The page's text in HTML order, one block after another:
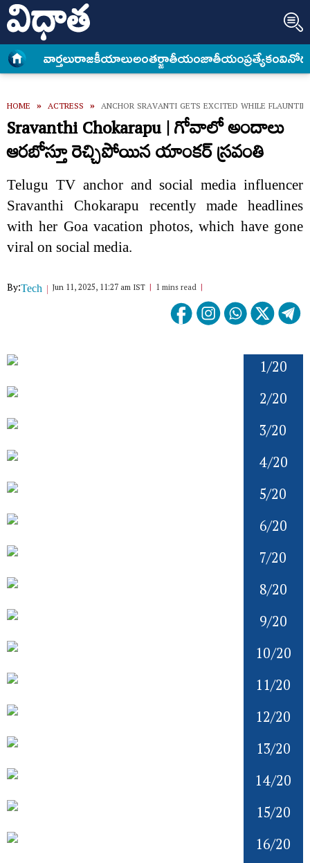
వార్త‌లురాజకీయాలుఅంత‌ర్జాతీయంజాతీయంప్రత్యేకం
HOME » ACTRESS » ANCHOR SRAVANTI GETS EXCITED WHILE
Sravanthi Chokarapu | గోవాలో అందాలు
ఆరబోస్తూ రెచ్చిపోయిన యాంకర్ స్రవంతి
Telugu TV anchor and social media influencer
Sravanthi Chokarapu recently made headlines
with her Goa vacation photos, which have gone
viral on social media.
By:Tech Jun 11, 2025, 11:27 am IST 1 mins read
1/20
2/20
3/20
4/20
5/20
6/20
7/20
8/20
9/20
10/20
11/20
12/20
13/20
14/20
15/20
16/20